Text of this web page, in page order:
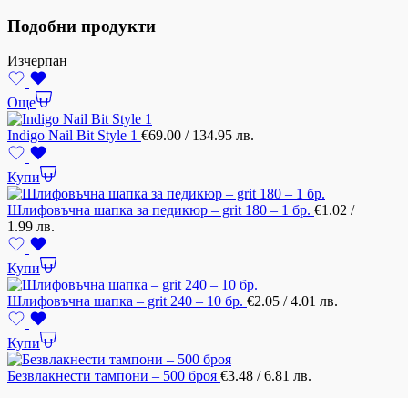
Подобни продукти
Изчерпан
Още
Indigo Nail Bit Style 1 €69.00 / 134.95 лв.
Купи
Шлифовъчна шапка за педикюр – grit 180 – 1 бр. €1.02 /
1.99 лв.
Купи
Шлифовъчна шапка – grit 240 – 10 бр. €2.05 / 4.01 лв.
Купи
Безвлакнести тампони – 500 броя €3.48 / 6.81 лв.